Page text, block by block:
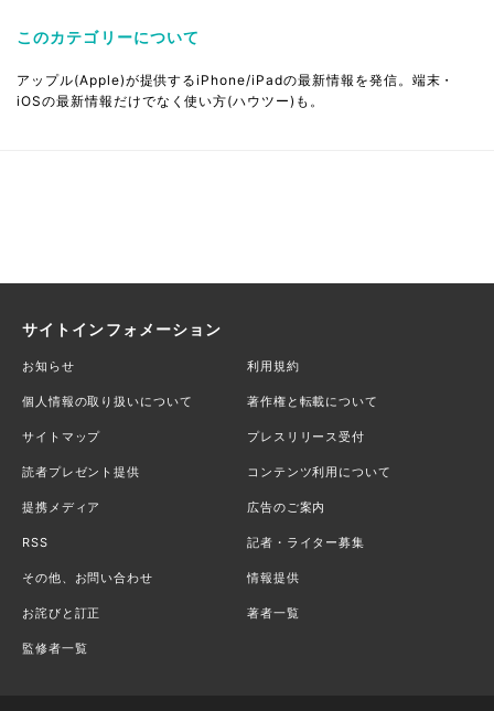
このカテゴリーについて
アップル(Apple)が提供するiPhone/iPadの最新情報を発信。端末・
iOSの最新情報だけでなく使い方(ハウツー)も。
サイトインフォメーション
お知らせ 利用規約
個人情報の取り扱いについて 著作権と転載について
サイトマップ プレスリリース受付
読者プレゼント提供 コンテンツ利用について
提携メディア 広告のご案内
RSS 記者・ライター募集
その他、お問い合わせ 情報提供
お詫びと訂正 著者一覧
監修者一覧